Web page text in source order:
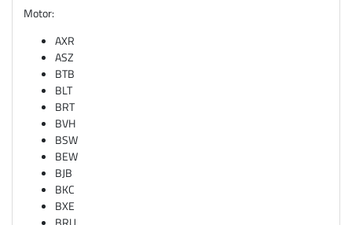
Motor:
AXR
ASZ
BTB
BLT
BRT
BVH
BSW
BEW
BJB
BKC
BXE